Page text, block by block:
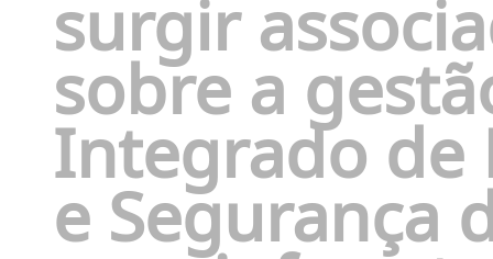
surgir
sobre a
Integrado de
e Segurança